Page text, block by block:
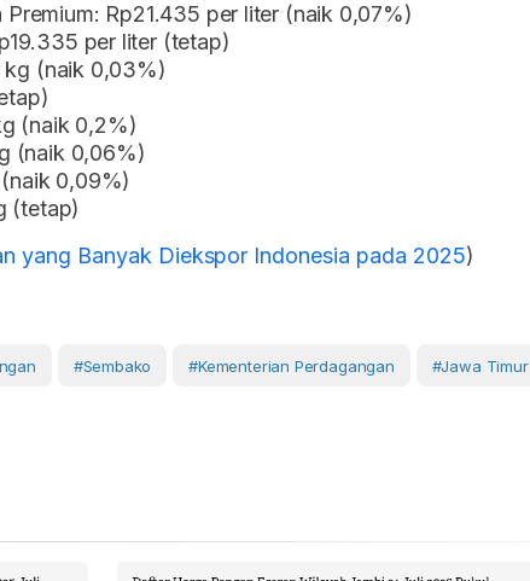
Rp21.435 per liter (naik 0,07%)
per liter (tetap)
kg (naik 0,03%)
(naik 0,2%)
(naik 0,06%)
(naik 0,09%)
(tetap)
yang Banyak Diekspor Indonesia pada 2025)
#Sembako #Kementerian Perdagangan #Jawa Timur